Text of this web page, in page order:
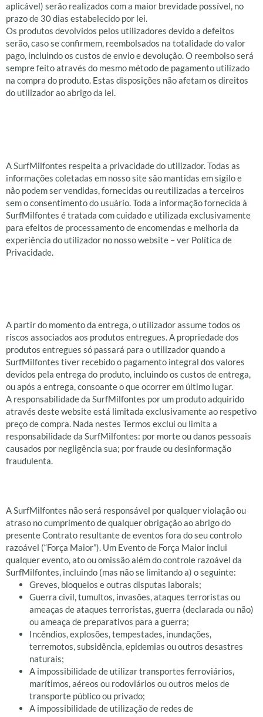
aplicável) serão realizados com a maior brevidade possível, no
prazo de 30 dias estabelecido por lei.
Os produtos devolvidos pelos utilizadores devido a defeitos
serão, caso se confirmem, reembolsados na totalidade do valor
pago, incluindo os custos de envio e devolução. O reembolso será
sempre feito através do mesmo método de pagamento utilizado
na compra do produto. Estas disposições não afetam os direitos
do utilizador ao abrigo da lei.
A SurfMilfontes respeita a privacidade do utilizador. Todas as
informações coletadas em nosso site são mantidas em sigilo e
não podem ser vendidas, fornecidas ou reutilizadas a terceiros
sem o consentimento do usuário. Toda a informação fornecida à
SurfMilfontes é tratada com cuidado e utilizada exclusivamente
para efeitos de processamento de encomendas e melhoria da
experiência do utilizador no nosso website – ver Política de
Privacidade.
A partir do momento da entrega, o utilizador assume todos os
riscos associados aos produtos entregues. A propriedade dos
produtos entregues só passará para o utilizador quando a
SurfMilfontes tiver recebido o pagamento integral dos valores
devidos pela entrega do produto, incluindo os custos de entrega,
ou após a entrega, consoante o que ocorrer em último lugar.
A responsabilidade da SurfMilfontes por um produto adquirido
através deste website está limitada exclusivamente ao respetivo
preço de compra. Nada nestes Termos exclui ou limita a
responsabilidade da SurfMilfontes: por morte ou danos pessoais
causados por negligência sua; por fraude ou desinformação
fraudulenta.
A SurfMilfontes não será responsável por qualquer violação ou
atraso no cumprimento de qualquer obrigação ao abrigo do
presente Contrato resultante de eventos fora do seu controlo
razoável (“Força Maior”). Um Evento de Força Maior inclui
qualquer evento, ato ou omissão além do controle razoável da
SurfMilfontes, incluindo (mas não se limitando a) o seguinte:
Greves, bloqueios e outras disputas laborais;
Guerra civil, tumultos, invasões, ataques terroristas ou
ameaças de ataques terroristas, guerra (declarada ou não)
ou ameaça de preparativos para a guerra;
Incêndios, explosões, tempestades, inundações,
terremotos, subsidência, epidemias ou outros desastres
naturais;
A impossibilidade de utilizar transportes ferroviários,
marítimos, aéreos ou rodoviários ou outros meios de
transporte público ou privado;
A impossibilidade de utilização de redes de